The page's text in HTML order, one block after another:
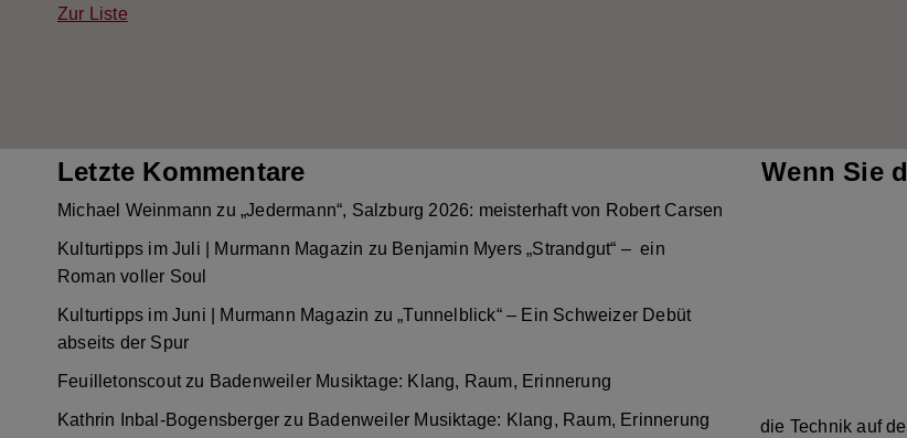
Zur Liste
Letzte Kommentare
Michael Weinmann zu„Jedermann“, Salzburg 2026: meisterhaft von Robert Carsen
Kulturtipps im Juli | Murmann Magazin zu Benjamin Myers „Strandgut“ – ein
Roman voller Soul
Kulturtipps im Juni | Murmann Magazin zu„Tunnelblick“ – Ein Schweizer Debüt
abseits der Spur
Feuilletonscoutzu Badenweiler Musiktage: Klang, Raum, Erinnerung
Kathrin Inbal-Bogensberger zu Badenweiler Musiktage: Klang, Raum, Erinnerung
Wenn Sie
die Technik auf